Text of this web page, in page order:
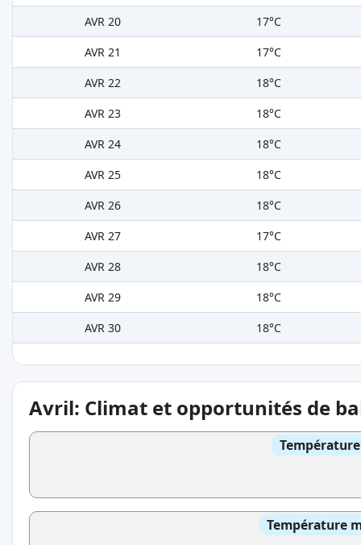
AVR 20
17°C
AVR 21
17°C
AVR 22
18°C
AVR 23
18°C
AVR 24
18°C
AVR 25
18°C
AVR 26
18°C
AVR 27
17°C
AVR 28
18°C
AVR 29
18°C
AVR 30
18°C
Avril: Climat et opportunités de
Température